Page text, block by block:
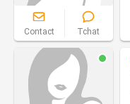
Contact Tchat